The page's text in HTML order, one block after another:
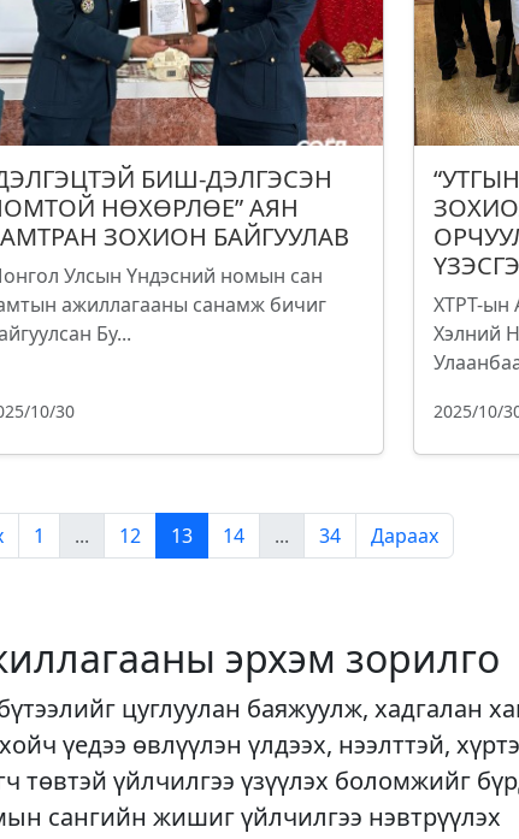
БИШ-ДЭЛГЭСЭН
НӨХӨРЛӨЕ” АЯН
ЗОХИОН БАЙГУУЛАВ
Улсын Үндэсний номын сан
ажиллагааны санамж бичиг
Бу...
10/30
ХТРТ-ын
Хэлний
2025/10/
1 ... 12 13 14 ... 34 Дараах
эрхэм зорилго
цуглуулан баяжуулж, хадгалан
үедээ өвлүүлэн үлдээх, нээлттэй,
төвтэй үйлчилгээ үзүүлэх боломжийг
сангийн жишиг үйлчилгээ нэвтрүүлэх